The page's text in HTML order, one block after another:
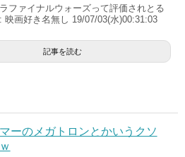
ファイナルウォーズって評価されとる
映画好き名無し 19/07/03(水)00:31:03
記事を読む
ーのメガトロンとかいうクソ